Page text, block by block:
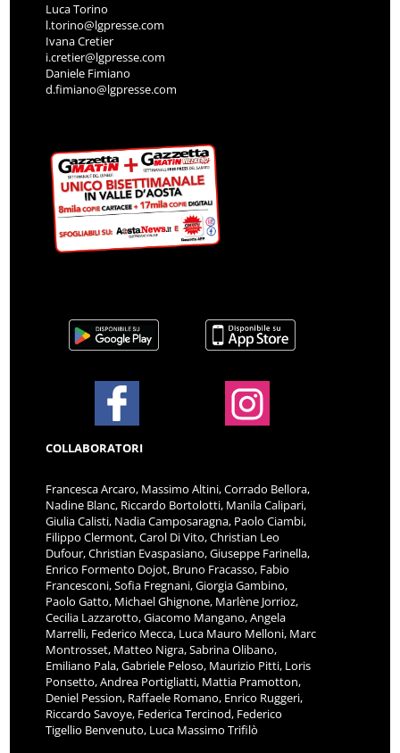
Luca Torino
l.torino@lgpresse.com
Ivana Cretier
i.cretier@lgpresse.com
Daniele Fimiano
d.fimiano@lgpresse.com
COLLABORATORI
Francesca Arcaro, Massimo Altini, Corrado Bellora,
Nadine Blanc, Riccardo Bortolotti, Manila Calipari,
Giulia Calisti, Nadia Camposaragna, Paolo Ciambi,
Filippo Clermont, Carol Di Vito, Christian Leo
Dufour, Christian Evaspasiano, Giuseppe Farinella,
Enrico Formento Dojot, Bruno Fracasso, Fabio
Francesconi, Sofia Fregnani, Giorgia Gambino,
Paolo Gatto, Michael Ghignone, Marlène Jorrioz,
Cecilia Lazzarotto, Giacomo Mangano, Angela
Marrelli, Federico Mecca, Luca Mauro Melloni, Marc
Montrosset, Matteo Nigra, Sabrina Olibano,
Emiliano Pala, Gabriele Peloso, Maurizio Pitti, Loris
Ponsetto, Andrea Portigliatti, Mattia Pramotton,
Deniel Pession, Raffaele Romano, Enrico Ruggeri,
Riccardo Savoye, Federica Tercinod, Federico
Tigellio Benvenuto, Luca Massimo Trifilò